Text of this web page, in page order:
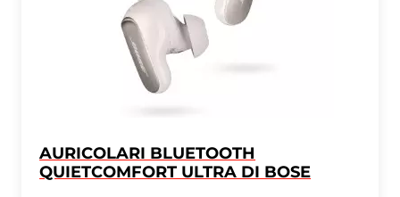
AURICOLARI BLUETOOTH
QUIETCOMFORT ULTRA DI BOSE